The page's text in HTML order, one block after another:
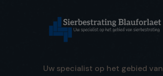
Uw specialist op het gebied van